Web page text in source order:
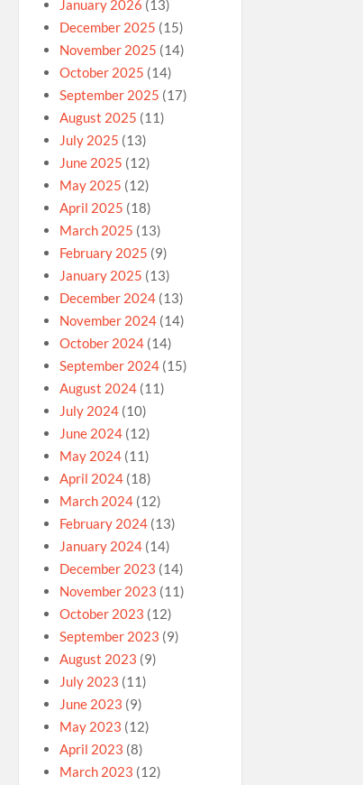
January 2026 (13)
December 2025 (15)
November 2025 (14)
October 2025 (14)
September 2025 (17)
August 2025 (11)
July 2025 (13)
June 2025 (12)
May 2025 (12)
April 2025 (18)
March 2025 (13)
February 2025 (9)
January 2025 (13)
December 2024(13)
November 2024(14)
October 2024(14)
September 2024(15)
August 2024(11)
July 2024(10)
June 2024(12)
May 2024(11)
April 2024(18)
March 2024(12)
February 2024(13)
January 2024(14)
December 2023 (14)
November 2023 (11)
October 2023 (12)
September 2023 (9)
August 2023 (9)
July 2023 (11)
June 2023 (9)
May 2023 (12)
April 2023 (8)
March 2023 (12)